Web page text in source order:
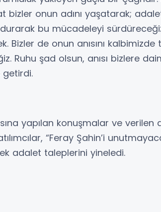
bizler onun adını yaşatarak;
bu mücadeleyi sürdüreceğiz.
Bizler de onun anısını kalbimizde
Ruhu şad olsun, anısı bizlere
getirdi.
yapılan konuşmalar ve verilen
“Feray Şahin’i
adalet taleplerini yineledi.